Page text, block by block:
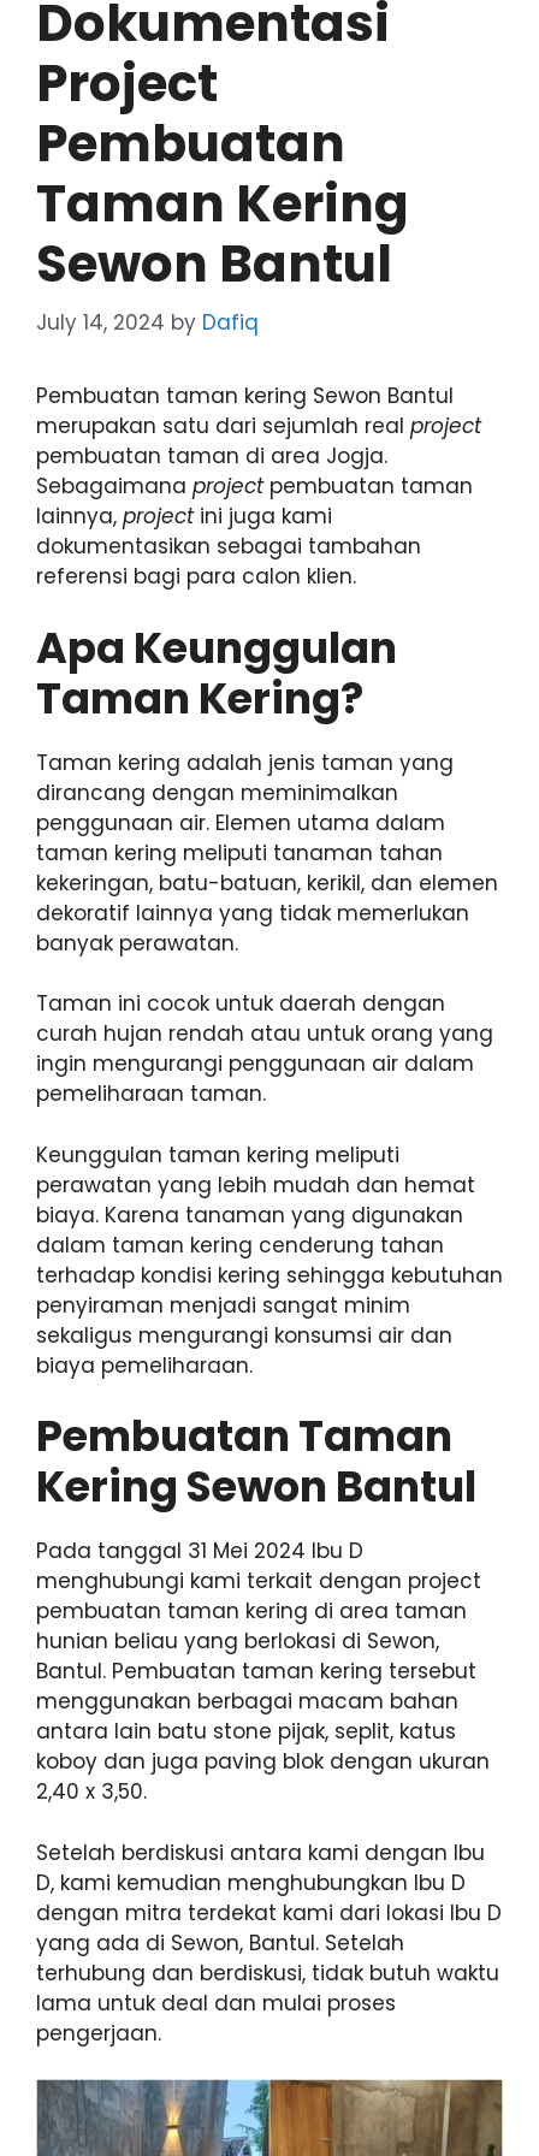
Dokumentasi
Project
Pembuatan
Taman Kering
Sewon Bantul
July 14, 2024 by Dafiq
Pembuatan taman kering Sewon Bantul
merupakan satu dari sejumlah real project
pembuatan taman di area Jogja.
Sebagaimana projectpembuatan taman
lainnya, projectini juga kami
dokumentasikan sebagai tambahan
referensi bagi para calon klien.
Apa Keunggulan
Taman Kering?
Taman kering adalah jenis taman yang
dirancang dengan meminimalkan
penggunaan air. Elemen utama dalam
taman kering meliputi tanaman tahan
kekeringan, batu-batuan, kerikil, dan elemen
dekoratif lainnya yang tidak memerlukan
banyak perawatan.
Taman ini cocok untuk daerah dengan
curah hujan rendah atau untuk orang yang
ingin mengurangi penggunaan air dalam
pemeliharaan taman.
Keunggulan taman kering meliputi
perawatan yang lebih mudah dan hemat
biaya. Karena tanaman yang digunakan
dalam taman kering cenderung tahan
terhadap kondisi kering sehingga kebutuhan
penyiraman menjadi sangat minim
sekaligus mengurangi konsumsi air dan
biaya pemeliharaan.
Pembuatan Taman
Kering Sewon Bantul
Pada tanggal 31 Mei 2024 Ibu D
menghubungi kami terkait dengan project
pembuatan taman kering di area taman
hunian beliau yang berlokasi di Sewon,
Bantul. Pembuatan taman kering tersebut
menggunakan berbagai macam bahan
antara lain batu stone pijak, seplit, katus
koboy dan juga paving blok dengan ukuran
2,40 x 3,50.
Setelah berdiskusi antara kami dengan Ibu
D, kami kemudian menghubungkan Ibu D
dengan mitra terdekat kami dari lokasi Ibu D
yang ada di Sewon, Bantul. Setelah
terhubung dan berdiskusi, tidak butuh waktu
lama untuk deal dan mulai proses
pengerjaan.